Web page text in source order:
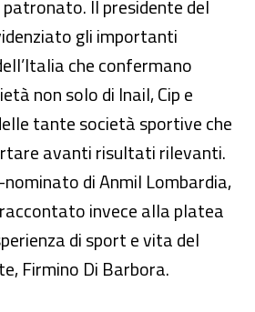
Il presidente del
gli importanti
che confermano
non solo di Inail, Cip e
tante società sportive che
avanti risultati rilevanti.
di Anmil Lombardia,
invece alla platea
di sport e vita del
Firmino Di Barbora.